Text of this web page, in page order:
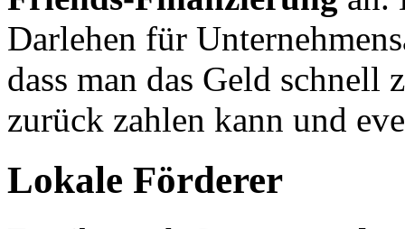
Darlehen für
dass man das Geld
zurück zahlen kann und
Lokale Förderer